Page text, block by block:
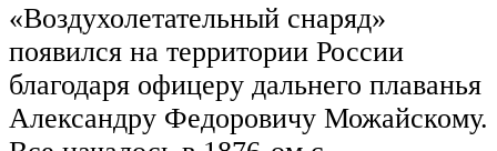
«Воздухолетательный снаряд»
появился на территории России
благодаря офицеру дальнего плаванья
Александру Федоровичу Можайскому.